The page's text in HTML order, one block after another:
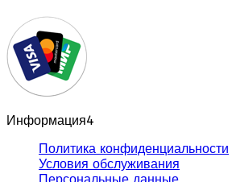
Информация4
Политика конфиденциальности
Условия обслуживания